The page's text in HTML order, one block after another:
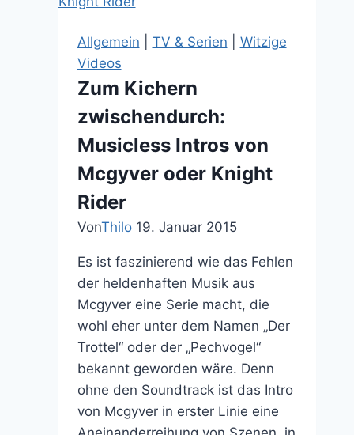
South
The
Stick
of
Allgemein TV & Serien
Witzige
Videos
Zum Kichern
zwischendurch:
Musicless Intros von
Mcgyver oder Knight
Rider
VonThilo 19. Januar 2015
Es ist faszinierend wie das Fehlen
der heldenhaften Musik aus
Mcgyver eine Serie macht, die
wohl eher unter dem Namen „Der
Trottel“ oder der „Pechvogel“
bekannt geworden wäre. Denn
ohne den Soundtrack ist das Intro
von Mcgyver in erster Linie eine